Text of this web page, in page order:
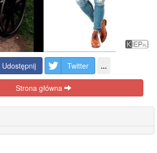
Udostępnij Twitter ...
Strona główna